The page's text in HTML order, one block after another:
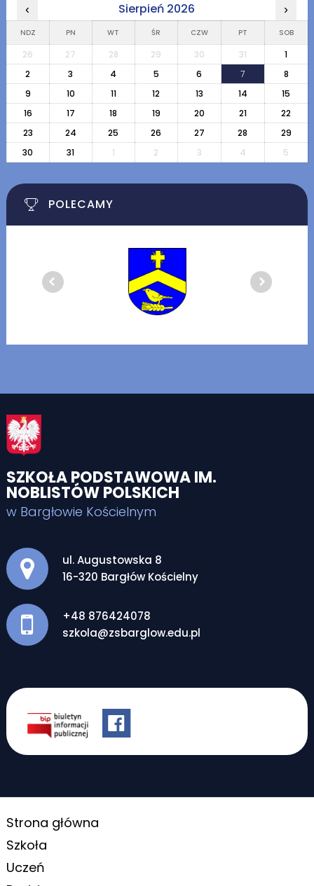
‹ Sierpień 2026 ›
NDZ PN WT ŚR CZW PT SOB
26 27 28 29 30 31
1
2
3 4 5 6 7
8
9
10 11 12 13 14
15
16
17 18 19 20 21
22
23
24 25 26 27 28
29
30
31 1 2 3 4 5
POLECAMY
SZKOŁA PODSTAWOWA IM.
NOBLISTÓW POLSKICH
w Bargłowie Kościelnym
Adres pocztowy:
ul. Augustowska 8
16-320 Bargłów Kościelny
+48 876424078
szkola@zsbarglow.edu.pl
Strona główna
Szkoła
Uczeń